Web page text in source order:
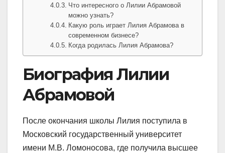
Что интересного о Лилии Абрамовой
можно узнать?
Какую роль играет Лилия Абрамова в
современном бизнесе?
Когда родилась Лилия Абрамова?
Биография Лилии
Абрамовой
После окончания школы Лилия поступила в
Московский государственный университет
имени М.В. Ломоносова, где получила высшее